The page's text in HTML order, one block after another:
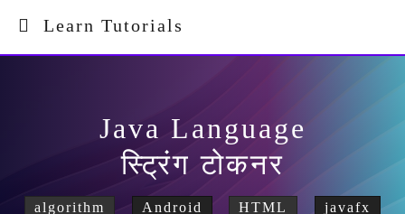
Learn Tutorials
Java Language
स्ट्रिंग टोकनर
algorithm Android HTML javafx